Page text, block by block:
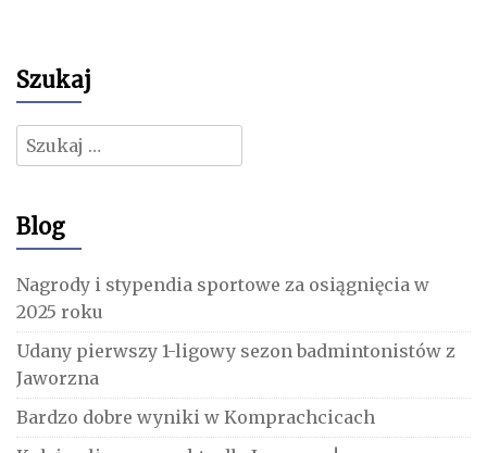
Szukaj
Szukaj:
Blog
Nagrody i stypendia sportowe za osiągnięcia w
2025 roku
Udany pierwszy 1-ligowy sezon badmintonistów z
Jaworzna
Bardzo dobre wyniki w Komprachcicach